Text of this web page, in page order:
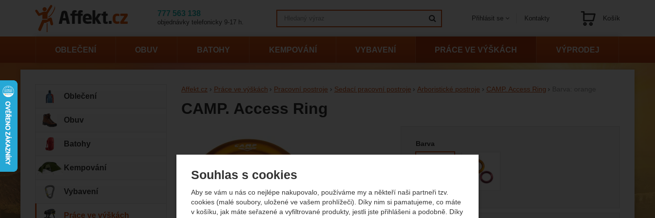
Souhlas s cookies
Aby se vám u nás co nejlépe nakupovalo, používáme my a někteří naši partneři tzv.
cookies (malé soubory, uložené ve vašem prohlížeči). Díky nim si pamatujeme, co máte
v košíku, jak máte seřazené a vyfiltrované produkty, jestli jste přihlášeni a podobně. Díky
Affekt.cz Práce ve výškách Pracovní postroje Sedací pracovní postroje Arboristické postroje CAMP. Access Ring
CAMP. Access Ring
Fotografie Barva
OBLEČENÍ OBUV BATOHY KEMPOVÁNÍ VYBAVENÍ PRÁCE VE VÝŠKÁCH VÝPRODEJ
Oblečení
Obuv
Batohy
Kempování
Vybavení
Práce ve výškách
777 563 138
objednávky telefonicky 9-17 h.
Kontakty
Přihlásit se Košík